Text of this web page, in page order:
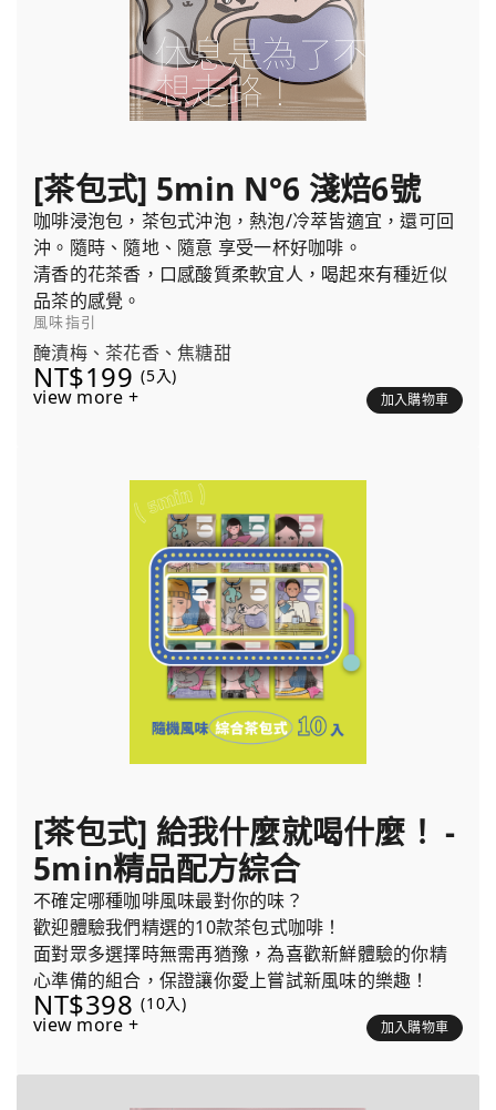
[茶包式] 5min N°6 淺焙6號
咖啡浸泡包，茶包式沖泡，熱泡/冷萃皆適宜，還可回
沖。隨時、隨地、隨意 享受一杯好咖啡。
清香的花茶香，口感酸質柔軟宜人，喝起來有種近似
品茶的感覺。
風味指引
醃漬梅、茶花香、焦糖甜
NT$199 (5入)
view more + 加入購物車
[茶包式] 給我什麼就喝什麼！ -
5min精品配方綜合
不確定哪種咖啡風味最對你的味？
歡迎體驗我們精選的10款茶包式咖啡！
面對眾多選擇時無需再猶豫，為喜歡新鮮體驗的你精
心準備的組合，保證讓你愛上嘗試新風味的樂趣！
NT$398 (10入)
view more + 加入購物車